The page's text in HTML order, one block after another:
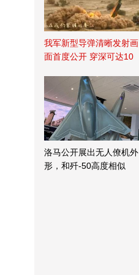
我军新型导弹清晰发射画
面首度公开 穿深可达10
洛马公开展出无人僚机外
形，和歼-50高度相似